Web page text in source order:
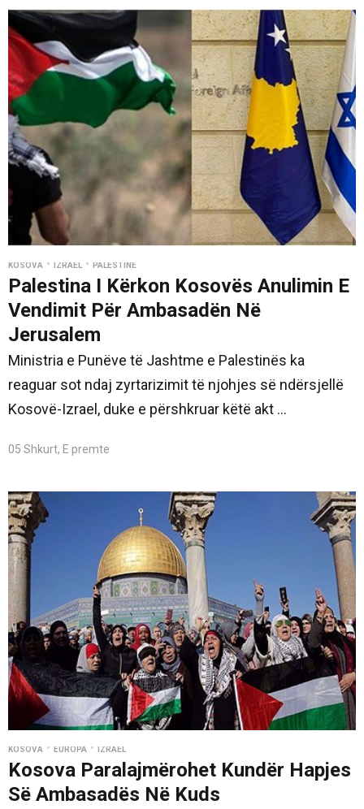
KOSOVA • IZRAEL • PALESTINE
Palestina I Kërkon Kosovës Anulimin E
Vendimit Për Ambasadën Në
Jerusalem
Ministria e Punëve të Jashtme e Palestinës ka
reaguar sot ndaj zyrtarizimit të njohjes së ndërsjellë
Kosovë-Izrael, duke e përshkruar këtë akt ...
05 Shkurt, E premte
KOSOVA • EUROPA • IZRAEL
Kosova Paralajmërohet Kundër Hapjes
Së Ambasadës Në Kuds